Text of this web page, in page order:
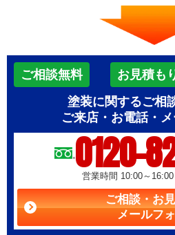
ご相談無料 お見積も
塗装に関するご相
ご来店・お電話・メ
0120-
営業時間 10:00～16:00
ご相談・お
メールフ